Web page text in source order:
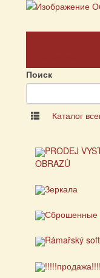
Поиск
Каталог
PRODEJ
OBRAZŮ
Зеркала
Сброшенные
Rámařský